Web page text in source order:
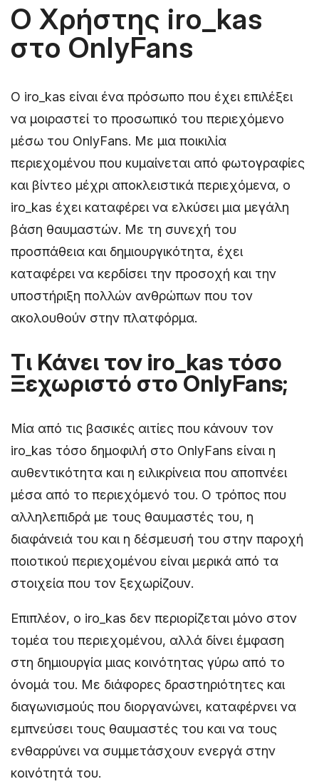
Ο Χρήστης iro_kas
στο OnlyFans
Ο iro_kas είναι ένα πρόσωπο που έχει επιλέξει
να μοιραστεί το προσωπικό του περιεχόμενο
μέσω του OnlyFans. Με μια ποικιλία
περιεχομένου που κυμαίνεται από φωτογραφίες
και βίντεο μέχρι αποκλειστικά περιεχόμενα, ο
iro_kas έχει καταφέρει να ελκύσει μια μεγάλη
βάση θαυμαστών. Με τη συνεχή του
προσπάθεια και δημιουργικότητα, έχει
καταφέρει να κερδίσει την προσοχή και την
υποστήριξη πολλών ανθρώπων που τον
ακολουθούν στην πλατφόρμα.
Τι Κάνει τον iro_kas τόσο
Ξεχωριστό στο OnlyFans;
Μία από τις βασικές αιτίες που κάνουν τον
iro_kas τόσο δημοφιλή στο OnlyFans είναι η
αυθεντικότητα και η ειλικρίνεια που αποπνέει
μέσα από το περιεχόμενό του. Ο τρόπος που
αλληλεπιδρά με τους θαυμαστές του, η
διαφάνειά του και η δέσμευσή του στην παροχή
ποιοτικού περιεχομένου είναι μερικά από τα
στοιχεία που τον ξεχωρίζουν.
Επιπλέον, ο iro_kas δεν περιορίζεται μόνο στον
τομέα του περιεχομένου, αλλά δίνει έμφαση
στη δημιουργία μιας κοινότητας γύρω από το
όνομά του. Με διάφορες δραστηριότητες και
διαγωνισμούς που διοργανώνει, καταφέρνει να
εμπνεύσει τους θαυμαστές του και να τους
ενθαρρύνει να συμμετάσχουν ενεργά στην
κοινότητά του.